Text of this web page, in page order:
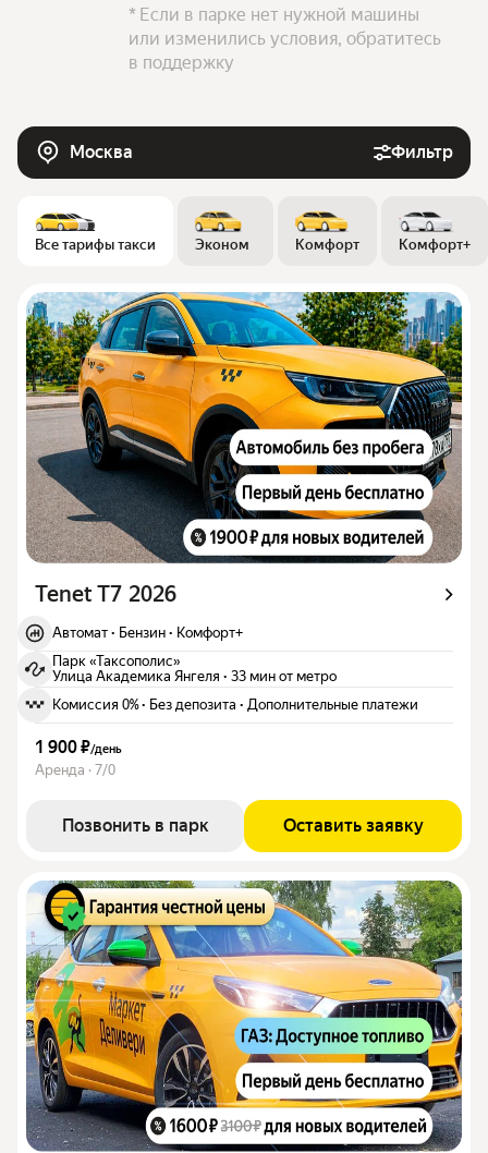
* Если в парке нет нужной машины
или изменились условия, обратитесь
в поддержку
Москва Фильтр
Все тарифы такси Эконом Комфорт Комфорт+
Tenet T7 2026
Автомат · Бензин · Комфорт+
Парк «Таксополис»
Улица Академика Янгеля · 33 мин от метро
Комиссия 0%· Без депозита · Дополнительные платежи
1 900 ₽/день
Аренда · 7/0
Позвонить в парк Оставить заявку